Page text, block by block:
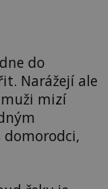
do
Narážejí ale
muži mizí